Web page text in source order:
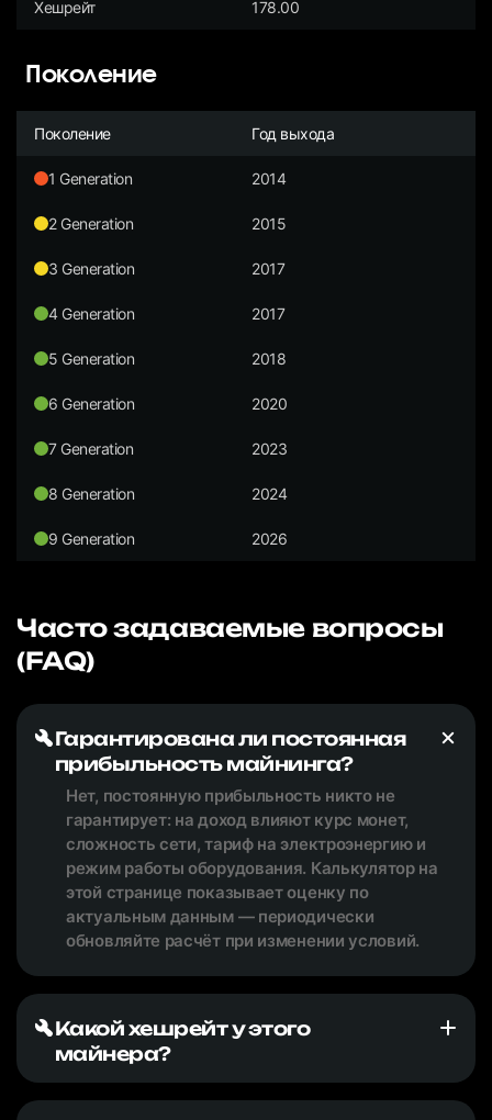
Хешрейт 178.00
Поколение
Поколение Год выхода
1 Generation 2014
2 Generation 2015
3 Generation 2017
4 Generation 2017
5 Generation 2018
6 Generation 2020
7 Generation 2023
8 Generation 2024
9 Generation 2026
Часто задаваемые вопросы
(FAQ)
Гарантирована ли постоянная
прибыльность майнинга?
Нет, постоянную прибыльность никто не
гарантирует: на доход влияют курс монет,
сложность сети, тариф на электроэнергию и
режим работы оборудования. Калькулятор на
этой странице показывает оценку по
актуальным данным — периодически
обновляйте расчёт при изменении условий.
Какой хешрейт у этого
майнера?